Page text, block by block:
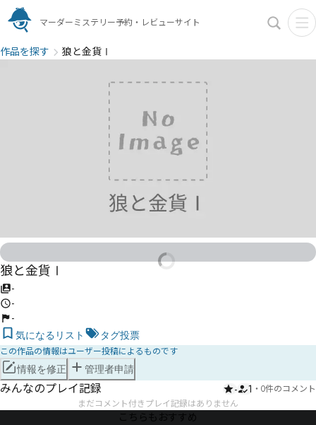
マーダーミステリー予約・レビューサイト
作品を探す 狼と金貨Ⅰ
狼と金貨Ⅰ
-
-
-
気になるリスト タグ投票
この作品の情報はユーザー投稿によるものです
情報を修正 管理者申請
みんなのプレイ記録 - 1 ・ 0件のコメント
まだコメント付きプレイ記録はありません
こちらもおすすめ